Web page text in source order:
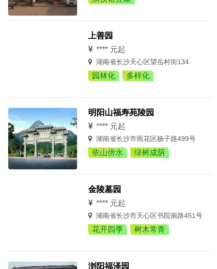
上善园
**** 元起
湖南省长沙天心区望岳村街134
园林化 多样化
明阳山福寿苑陵园
**** 元起
湖南省长沙市雨花区杨子路499号
依山傍水 绿树成荫
金陵墓园
**** 元起
湖南省长沙市天心区书院南路451号
花开四季 树木常青
浏阳福泽园